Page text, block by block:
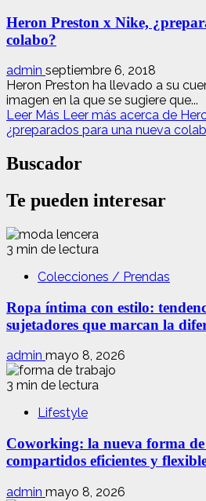
Heron Preston x Nike,
colabo?
admin septiembre 6, 2018
Heron Preston ha llevado a su
imagen en la que se sugiere que...
Leer Más Leer más acerca de
¿preparados para una nueva
Buscador
Te pueden interesar
3 min de lectura
Colecciones / Prendas
Ropa íntima con estilo:
sujetadores que marcan la
admin mayo 8, 2026
3 min de lectura
Lifestyle
Coworking: la nueva forma
compartidos eficientes y
admin mayo 8, 2026